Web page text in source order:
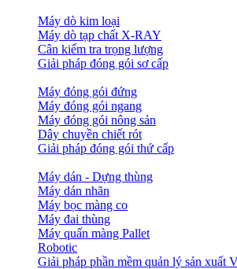
Máy dò kim loại
Máy dò tạp chất X-RAY
Cân kiểm tra trọng lượng
Giải pháp đóng gói sơ cấp
Máy đóng gói đứng
Máy đóng gói ngang
Máy đóng gói nông sản
Dây chuyền chiết rót
Giải pháp đóng gói thứ cấp
Máy dán - Dựng thùng
Máy dán nhãn
Máy bọc màng co
Máy đai thùng
Máy quấn màng Pallet
Robotic
Giải pháp phần mềm quản lý sản xuất